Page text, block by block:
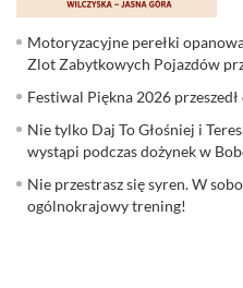
Motoryzacyjne perełki
Zlot Zabytkowych Pojazdów
Festiwal Piękna 2026
Nie tylko Daj To Głośniej i
wystąpi podczas dożynek w
Nie przestrasz się syren. W
ogólnokrajowy trening!